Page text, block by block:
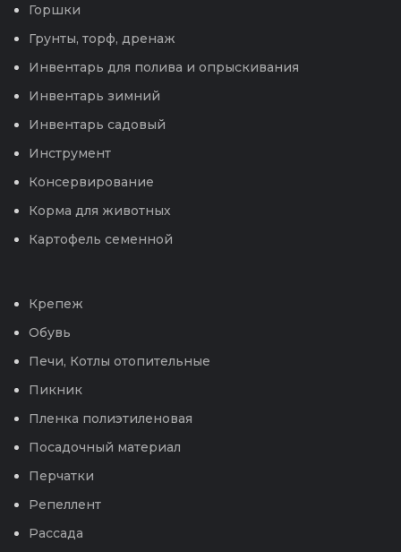
Горшки
Грунты, торф, дренаж
Инвентарь для полива и опрыскивания
Инвентарь зимний
Инвентарь садовый
Инструмент
Консервирование
Корма для животных
Картофель семенной
Крепеж
Обувь
Печи, Котлы отопительные
Пикник
Пленка полиэтиленовая
Посадочный материал
Перчатки
Репеллент
Рассада